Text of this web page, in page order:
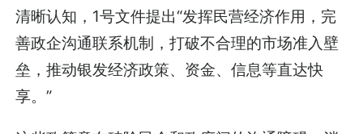
清晰认知，1号文件提出“发挥民营经济作用，完
善政企沟通联系机制，打破不合理的市场准入壁
垒，推动银发经济政策、资金、信息等直达快
享。”